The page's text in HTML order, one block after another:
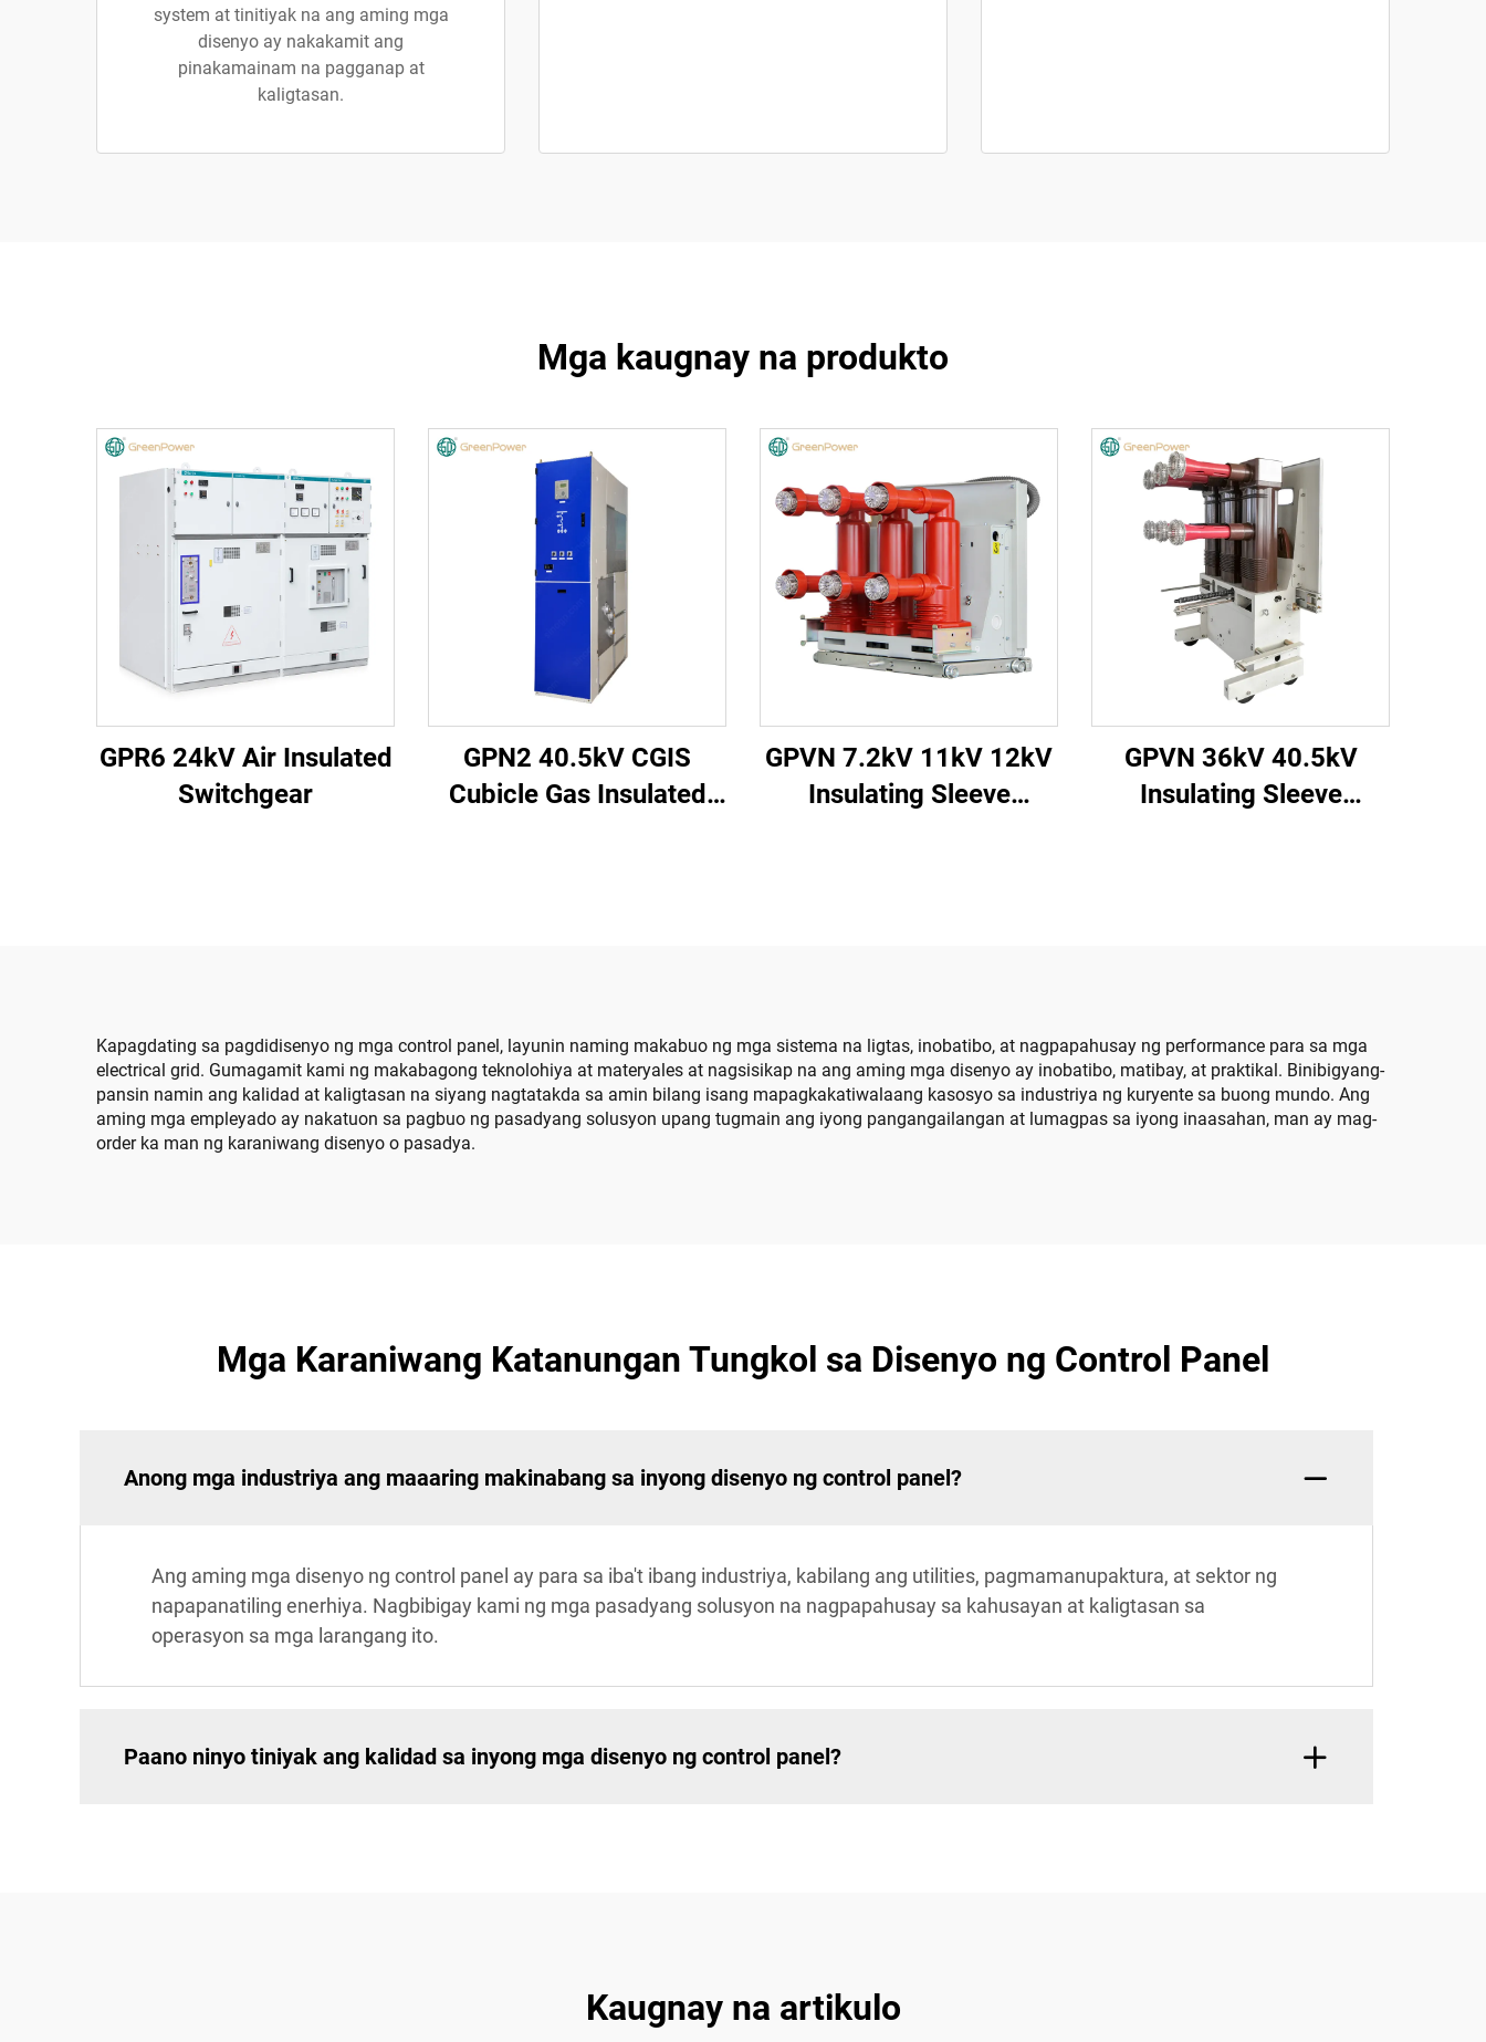
system at tinitiyak na ang aming mga
disenyo ay nakakamit ang
pinakamainam na pagganap at
kaligtasan.
Mga kaugnay na produkto
GPR6 24kV Air Insulated
Switchgear
GPN2 40.5kV CGIS
Cubicle Gas Insulated
GPVN 7.2kV 11kV 12kV
Insulating Sleeve
GPVN 36kV 40.5kV
Insulating Sleeve
Kapagdating sa pagdidisenyo ng mga control panel, layunin naming makabuo ng mga sistema na ligtas, inobatibo, at nagpapahusay ng performance para sa mga
electrical grid. Gumagamit kami ng makabagong teknolohiya at materyales at nagsisikap na ang aming mga disenyo ay inobatibo, matibay, at praktikal. Binibigyang-
pansin namin ang kalidad at kaligtasan na siyang nagtatakda sa amin bilang isang mapagkakatiwalaang kasosyo sa industriya ng kuryente sa buong mundo. Ang
aming mga empleyado ay nakatuon sa pagbuo ng pasadyang solusyon upang tugmain ang iyong pangangailangan at lumagpas sa iyong inaasahan, man ay mag-
order ka man ng karaniwang disenyo o pasadya.
Mga Karaniwang Katanungan Tungkol sa Disenyo ng Control Panel
Anong mga industriya ang maaaring makinabang sa inyong disenyo ng control panel?
Ang aming mga disenyo ng control panel ay para sa iba't ibang industriya, kabilang ang utilities, pagmamanupaktura, at sektor ng
napapanatiling enerhiya. Nagbibigay kami ng mga pasadyang solusyon na nagpapahusay sa kahusayan at kaligtasan sa
operasyon sa mga larangang ito.
Paano ninyo tiniyak ang kalidad sa inyong mga disenyo ng control panel?
Kaugnay na artikulo